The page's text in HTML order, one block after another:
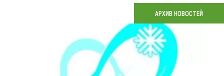
Коллекция впечатлений
АРХИВ НОВОСТЕЙ